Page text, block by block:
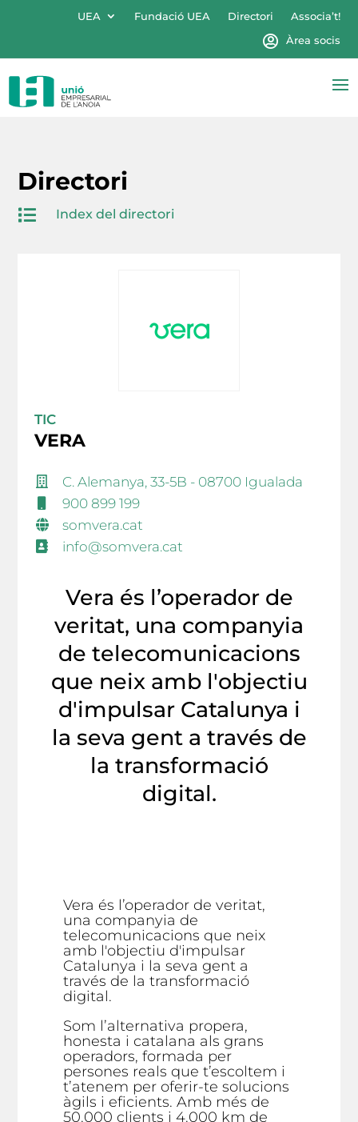
UEA Fundació UEA Directori
Associa’t!
Àrea socis
Directori
 Index del directori
TIC
VERA
C. Alemanya, 33-5B - 08700 Igualada
900 899 199
somvera.cat
info@somvera.cat
Vera és l’operador de
veritat, una companyia
de telecomunicacions
que neix amb l'objectiu
d'impulsar Catalunya i
la seva gent a través de
la transformació
digital.
Vera és l’operador de veritat,
una companyia de
telecomunicacions que neix
amb l'objectiu d'impulsar
Catalunya i la seva gent a
través de la transformació
digital.
Som l’alternativa propera,
honesta i catalana als grans
operadors, formada per
persones reals que t’escoltem i
t’atenem per oferir-te solucions
àgils i eficients. Amb més de
50.000 clients i 4.000 km de